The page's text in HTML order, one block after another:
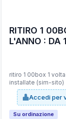
RITIRO 1
L'ANNO : DA
ritiro 1 00box 1
installate (sim-sito)
Accedi per
Su ordinazione